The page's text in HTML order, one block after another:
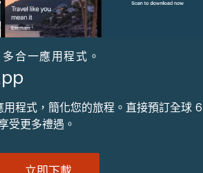
合一應用程式。
程式，簡化您的旅程。直接預訂全球 6
受更多禮遇。